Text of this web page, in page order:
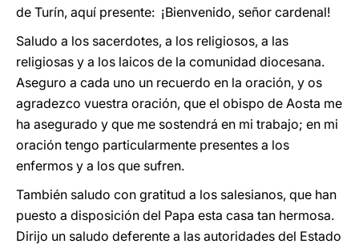
de Turín, aquí presente: ¡Bienvenido, señor cardenal!
Saludo a los sacerdotes, a los religiosos, a las
religiosas y a los laicos de la comunidad diocesana.
Aseguro a cada uno un recuerdo en la oración, y os
agradezco vuestra oración, que el obispo de Aosta me
ha asegurado y que me sostendrá en mi trabajo; en mi
oración tengo particularmente presentes a los
enfermos y a los que sufren.
También saludo con gratitud a los salesianos, que han
puesto a disposición del Papa esta casa tan hermosa.
Dirijo un saludo deferente a las autoridades del Estado